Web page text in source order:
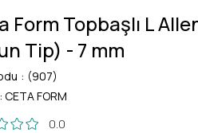
Form Topbaşlı L
Tip) - 7 mm
(907)
: CETA FORM
0.0